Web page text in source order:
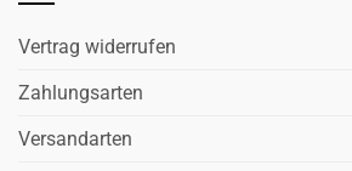
Vertrag widerrufen
Zahlungsarten
Versandarten